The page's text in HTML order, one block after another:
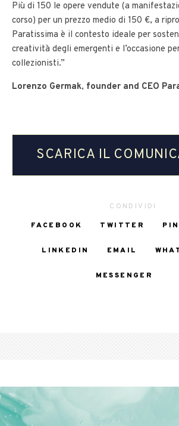
Più di 150 le opere vendute (a
corso) per un prezzo medio di 150 €, a
Paratissima è il contesto ideale per
creatività degli emergenti e l’occasione
collezionisti.”
Lorenzo Germak, founder and CEO
SCARICA IL
CONDIVIDI
FACEBOOK
TWITTER
LINKEDIN EMAIL
MESSENGER